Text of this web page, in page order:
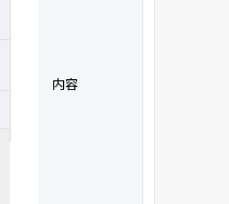
内容